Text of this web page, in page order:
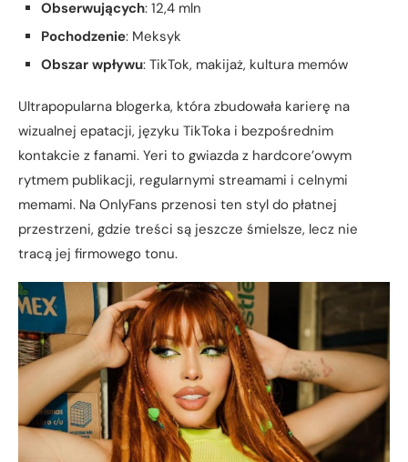
Obserwujących: 12,4 mln
Pochodzenie: Meksyk
Obszar wpływu: TikTok, makijaż, kultura memów
Ultrapopularna blogerka, która zbudowała karierę na
wizualnej epatacji, języku TikToka i bezpośrednim
kontakcie z fanami. Yeri to gwiazda z hardcore’owym
rytmem publikacji, regularnymi streamami i celnymi
memami. Na OnlyFans przenosi ten styl do płatnej
przestrzeni, gdzie treści są jeszcze śmielsze, lecz nie
tracą jej firmowego tonu.